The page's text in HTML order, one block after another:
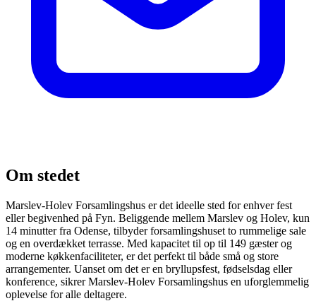
Om stedet
Marslev-Holev Forsamlingshus er det ideelle sted for enhver fest
eller begivenhed på Fyn. Beliggende mellem Marslev og Holev, kun
14 minutter fra Odense, tilbyder forsamlingshuset to rummelige sale
og en overdækket terrasse. Med kapacitet til op til 149 gæster og
moderne køkkenfaciliteter, er det perfekt til både små og store
arrangementer. Uanset om det er en bryllupsfest, fødselsdag eller
konference, sikrer Marslev-Holev Forsamlingshus en uforglemmelig
oplevelse for alle deltagere.